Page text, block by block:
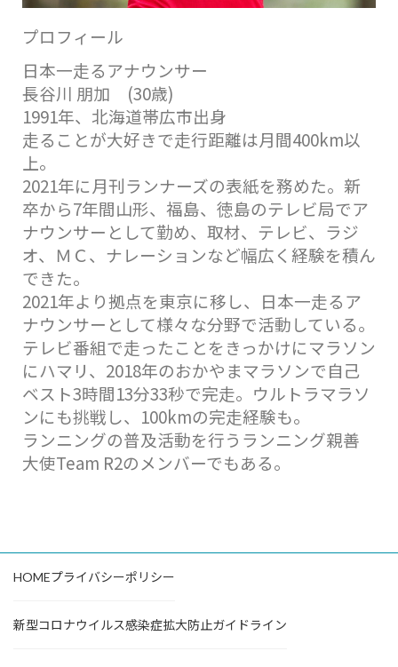
プロフィール
日本一走るアナウンサー
長谷川 朋加 (30歳)
1991年、北海道帯広市出身
走ることが大好きで走行距離は月間400km以
上。
2021年に月刊ランナーズの表紙を務めた。新
卒から7年間山形、福島、徳島のテレビ局でア
ナウンサーとして勤め、取材、テレビ、ラジ
オ、ＭＣ、ナレーションなど幅広く経験を積ん
できた。
2021年より拠点を東京に移し、日本一走るア
ナウンサーとして様々な分野で活動している。
テレビ番組で走ったことをきっかけにマラソン
にハマリ、2018年のおかやまマラソンで自己
ベスト3時間13分33秒で完走。ウルトラマラソ
ンにも挑戦し、100kmの完走経験も。
ランニングの普及活動を行うランニング親善
大使Team R2のメンバーでもある。
HOMEプライバシーポリシー
新型コロナウイルス感染症拡大防止ガイドライン